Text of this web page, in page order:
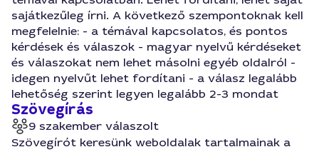
sajátkezűleg írni. A következő szempontoknak kell
megfelelnie: - a témával kapcsolatos, és pontos
kérdések és válaszok - magyar nyelvű kérdéseket
és válaszokat nem lehet másolni egyéb oldalról -
idegen nyelvűt lehet fordítani - a válasz legalább
lehetőség szerint legyen legalább 2-3 mondat
Szövegírás
9 szakember válaszolt
Szövegírót keresünk weboldalak tartalmainak a